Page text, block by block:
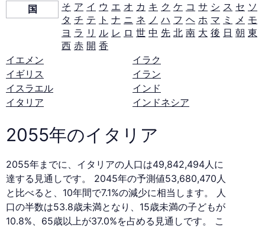
年
国 そ ア イ ウ エ オ カ キ ク ケ コ サ シ ス セ ソ
タ チ テ ト ナ ニ ネ ノ ハ フ ヘ ホ マ ミ メ モ
ヨ ラ リ ル レ ロ 世 中 先 北 南 大 後 日 朝 東
西 赤 開 香
イエメン
イギリス
イスラエル
イタリア
イラク
イラン
インド
インドネシア
2055年のイタリア
2055年までに、イタリアの人口は49,842,494人に
達する見通しです。 2045年の予測値53,680,470人
と比べると、10年間で7.1%の減少に相当します。 人
口の半数は53.8歳未満となり、15歳未満の子どもが
10.8%、65歳以上が37.0%を占める見通しです。 こ